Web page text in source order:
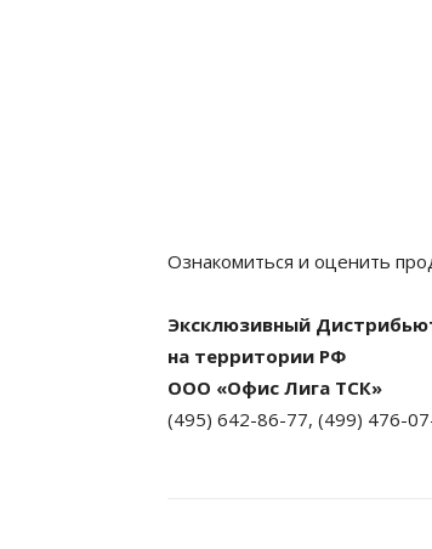
Ознакомиться и оценить
Эксклюзивный
на территории РФ
ООО «Офис Лига ТСК»
(495) 642-86-77, (499) 476-